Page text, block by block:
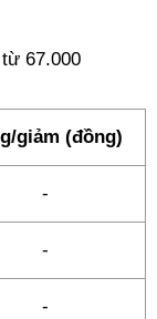
67.000
giảm (đồng)
-
-
-